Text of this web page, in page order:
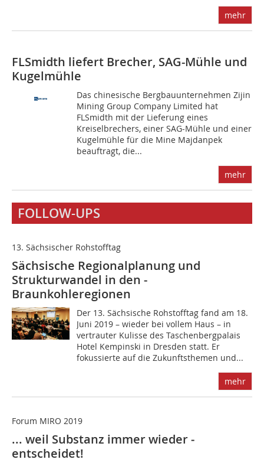
mehr
FLSmidth liefert Brecher, SAG-Mühle und
Kugelmühle
Das chinesische Bergbauunternehmen Zijin
Mining Group Company Limited hat
FLSmidth mit der Lieferung eines
Kreiselbrechers, einer SAG-Mühle und einer
Kugelmühle für die Mine Majdanpek
beauftragt, die...
mehr
FOLLOW-UPS
13. Sächsischer Rohstofftag
Sächsische Regional­planung und
Strukturwandel in den ­
Braunkohleregionen
D‌er 13. Sächsische Rohstofftag fand am 18.
Juni 2019 – wieder bei vollem Haus – in
vertrauter Kulisse des Taschenbergpalais
Hotel Kempinski in Dresden statt. Er
fokussierte auf die Zukunftsthemen und...
mehr
Forum MIRO 2019
... weil Substanz immer wieder ­
entscheidet!